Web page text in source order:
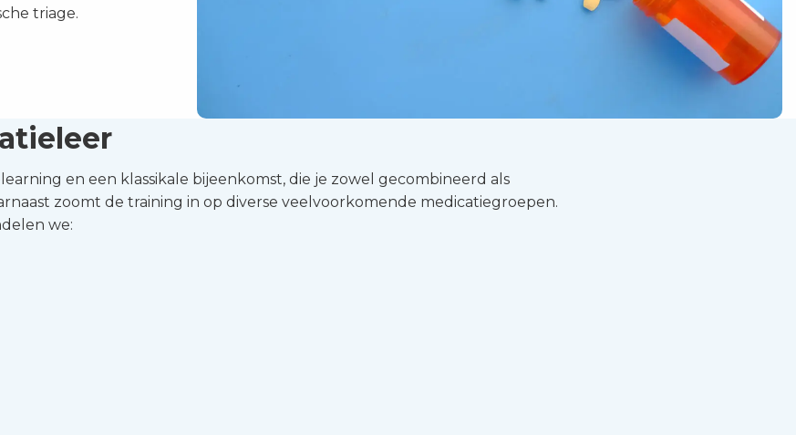
triage.
en een klassikale bijeenkomst, die je zowel gecombineerd als
zoomt de training in op diverse veelvoorkomende medicatiegroepen.
we: